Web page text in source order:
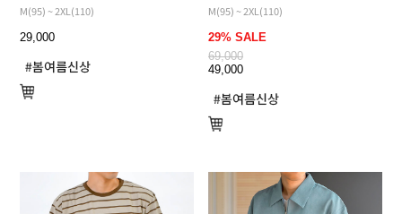
M(95) ~ 2XL(110)
29,000
M(95) ~ 2XL(110)
29% SALE
69,000
49,000